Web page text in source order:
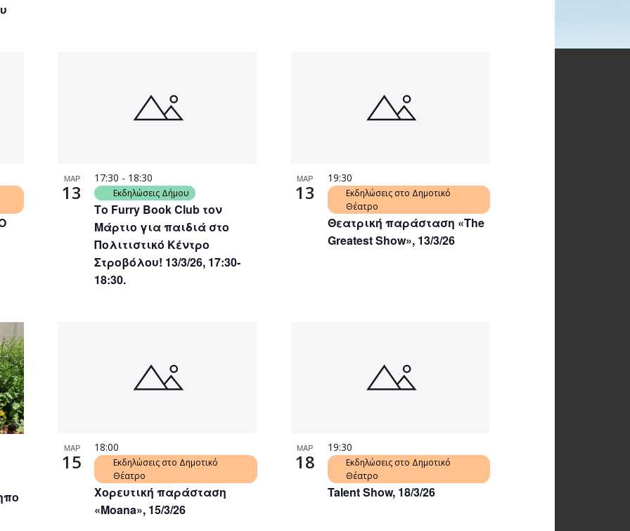
ΜΑΡ
13
Το Furry Book Club τον
Μάρτιο για παιδιά στο
Πολιτιστικό Κέντρο
Στροβόλου! 13/3/26, 17:30-
18:30.
17:30 - 18:30
Εκδηλώσεις Δήμου
ΜΑΡ
13
Θεατρική παράσταση «The
Greatest Show», 13/3/26
19:30
Εκδηλώσεις στο Δημοτικό
Θέατρο
ΜΑΡ
15
Χορευτική παράσταση
«Moana», 15/3/26
18:00
Εκδηλώσεις στο Δημοτικό
Θέατρο
ΜΑΡ
18
Talent Show, 18/3/26
19:30
Εκδηλώσεις στο Δημοτικό
Θέατρο